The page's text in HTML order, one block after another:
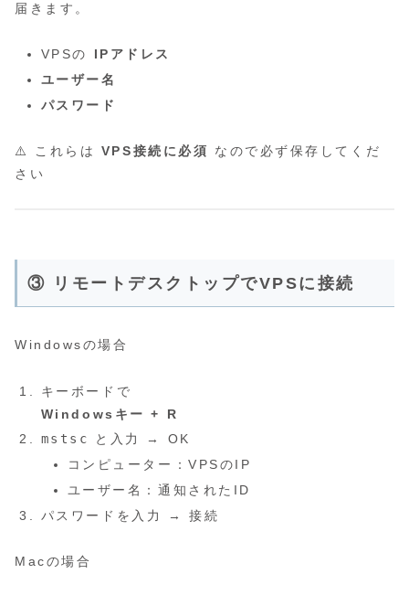
届きます。
VPSの IPアドレス
ユーザー名
パスワード
⚠️ これらは VPS接続に必須
なので必ず保存してくだ
さい
③ リモートデスクトップでVPSに接続
Windowsの場合
キーボードで
Windowsキー + R
mstsc
と入力 → OK
コンピューター：VPSのIP
ユーザー名：通知されたID
パスワードを入力 → 接続
Macの場合